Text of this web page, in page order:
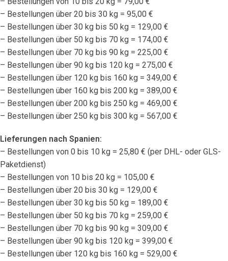
– Bestellungen über 20 bis 30 kg = 95,00 €
– Bestellungen über 30 kg bis 50 kg = 129,00 €
– Bestellungen über 50 kg bis 70 kg = 174,00 €
– Bestellungen über 70 kg bis 90 kg = 225,00 €
– Bestellungen über 90 kg bis 120 kg = 275,00 €
– Bestellungen über 120 kg bis 160 kg = 349,00 €
– Bestellungen über 160 kg bis 200 kg = 389,00 €
– Bestellungen über 200 kg bis 250 kg = 469,00 €
– Bestellungen über 250 kg bis 300 kg = 567,00 €
Lieferungen nach Spanien:
– Bestellungen von 0 bis 10 kg = 25,80 € (per DHL- oder GLS-
Paketdienst)
– Bestellungen von 10 bis 20 kg = 105,00 €
– Bestellungen über 20 bis 30 kg = 129,00 €
– Bestellungen über 30 kg bis 50 kg = 189,00 €
– Bestellungen über 50 kg bis 70 kg = 259,00 €
– Bestellungen über 70 kg bis 90 kg = 309,00 €
– Bestellungen über 90 kg bis 120 kg = 399,00 €
– Bestellungen über 120 kg bis 160 kg = 529,00 €